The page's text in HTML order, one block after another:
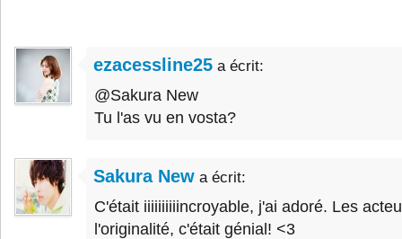
ezacessline25 a écrit:
@Sakura New
Tu l'as vu en vosta?
Sakura New a écrit:
C'était iiiiiiiiiincroyable, j'ai adoré. Les
l'originalité, c'était génial! <3